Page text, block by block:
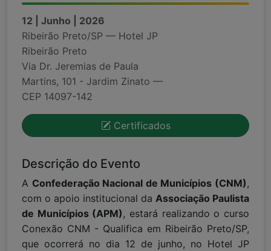
12 | Junho | 2026
Ribeirão Preto/SP — Hotel JP
Ribeirão Preto
Via Dr. Jeremias de Paula
Martins, 101 - Jardim Zinato —
CEP 14097-142
Certificados
Descrição do Evento
A Confederação Nacional de Municípios (CNM),
com o apoio institucional da Associação Paulista
de Municípios (APM), estará realizando o curso
Conexão CNM - Qualifica em Ribeirão Preto/SP,
que ocorrerá no dia 12 de junho, no Hotel JP